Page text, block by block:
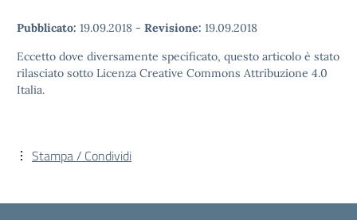
Pubblicato: 19.09.2018 - Revisione: 19.09.2018
Eccetto dove diversamente specificato, questo articolo è stato
rilasciato sotto Licenza Creative Commons Attribuzione 4.0
Italia.
Stampa / Condividi